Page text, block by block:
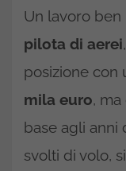
Un lavoro
pilota di aerei
posizione con
mila euro,
base agli anni
svolti di volo,